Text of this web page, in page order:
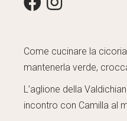
Come cucinare la
mantenerla verde,
L’aglione della
incontro con Camilla al